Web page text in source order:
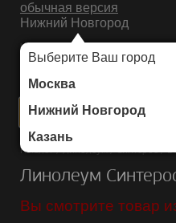
обычная версия
Нижний Новгород
Выберите Ваш город
Москва
Нижний Новгород
Казань
ИНТЕРНЕТ-МАГАЗИН НАПОЛЬНЫХ
Каталог/Линолеум/Синтерос/
Линолеум
Вы смотрите товар